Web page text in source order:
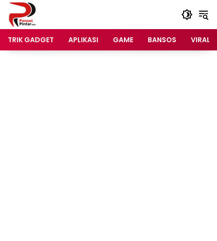
Langsung
konten
TRIK GADGET
APLIKASI GAME BANSOS VIRAL